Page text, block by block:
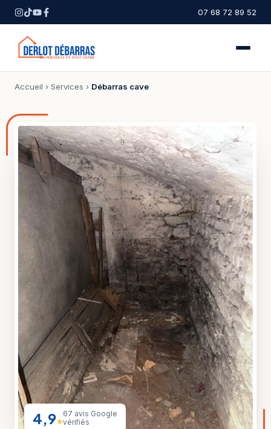
07 68 72 89 52
Accueil › Services › Débarras cave
4,9★
67 avis Google
vérifiés